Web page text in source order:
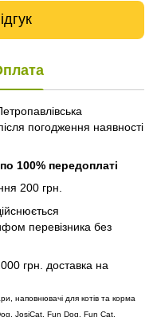
погодження наявності
100% передоплаті
200 грн.
перевізника без
грн. доставка на
наповнювачі для котів та корма
JosiCat, Fun Dog, Fun Cat,